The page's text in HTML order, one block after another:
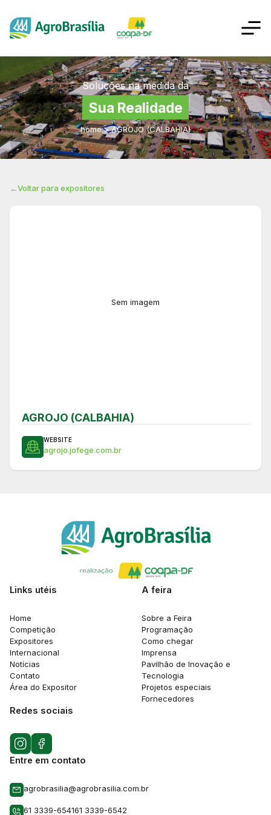
Soluções na medida da
Sua Realidade
home > AGROJO (CALBAHIA)
←Voltar para expositores
Sem imagem
AGROJO (CALBAHIA)
WEBSITE
agrojo.jofege.com.br
Links utéis
Home
Competição
Expositores
Internacional
Notícias
Contato
Área do Expositor
A feira
Sobre a Feira
Programação
Como chegar
Imprensa
Pavilhão de Inovação e
Tecnologia
Projetos especiais
Fornecedores
Redes sociais
Entre em contato
agrobrasilia@agrobrasilia.com.br
61 3339-654161 3339-6542